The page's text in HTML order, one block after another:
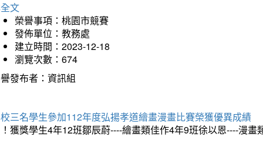
文
榮譽事項：桃園市競賽
發佈單位：教務處
建立時間：2023-12-18
瀏覽次數：674
發布者：資訊組
三名學生參加112年度弘揚孝道繪畫漫畫比賽榮獲優異成績
獲獎學生4年12班鄒辰蔚----繪畫類佳作4年9班徐以恩----漫